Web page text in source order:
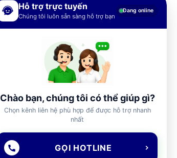
Hỗ trợ trực tuyến
Chúng tôi luôn sẵn sàng hỗ trợ bạn
Đang online
Chào bạn, chúng tôi có thể giúp gì?
Chọn kênh liên hệ phù hợp để được hỗ trợ nhanh
nhất
GỌI HOTLINE